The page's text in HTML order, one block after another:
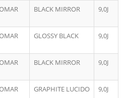
BLACK MIRROR 9,0J
GLOSSY BLACK 9,0J
BLACK MIRROR 9,0J
GRAPHITE LUCIDO 9,0J